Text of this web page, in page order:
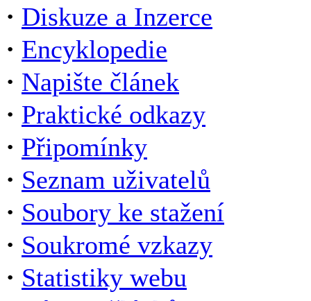
· Diskuze a Inzerce
· Encyklopedie
· Napište článek
· Praktické odkazy
· Připomínky
· Seznam uživatelů
· Soubory ke stažení
· Soukromé vzkazy
· Statistiky webu